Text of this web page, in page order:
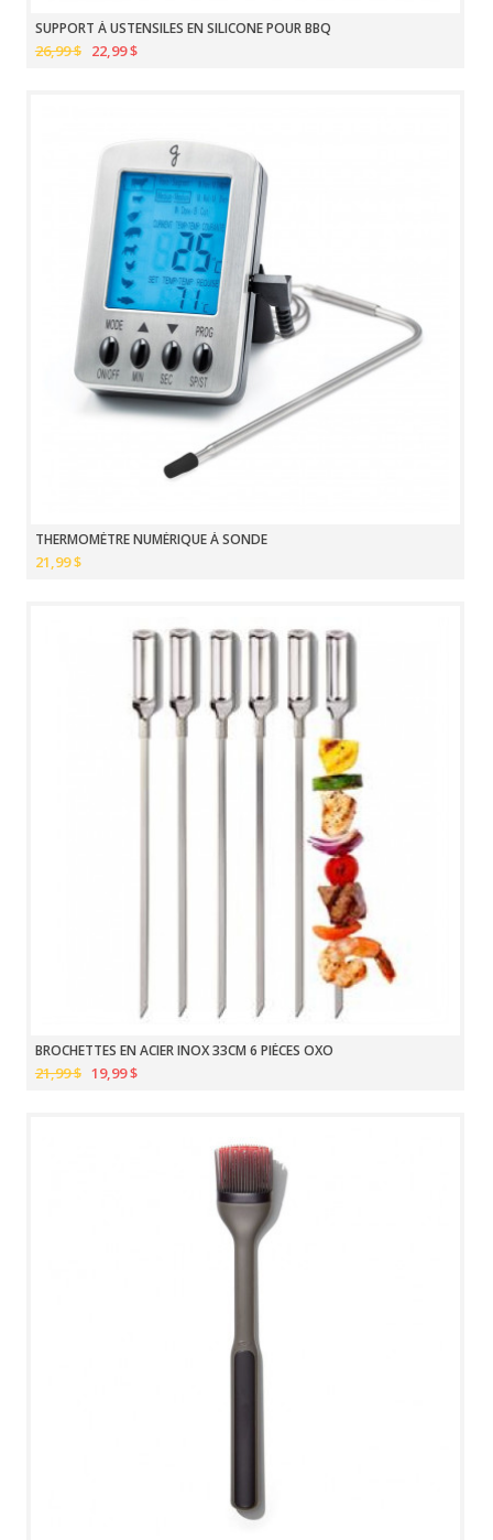
SUPPORT À USTENSILES EN SILICONE POUR BBQ
26,99 $ 22,99 $
THERMOMÈTRE NUMÉRIQUE À SONDE
21,99 $
BROCHETTES EN ACIER INOX 33CM 6 PIÈCES OXO
21,99 $ 19,99 $